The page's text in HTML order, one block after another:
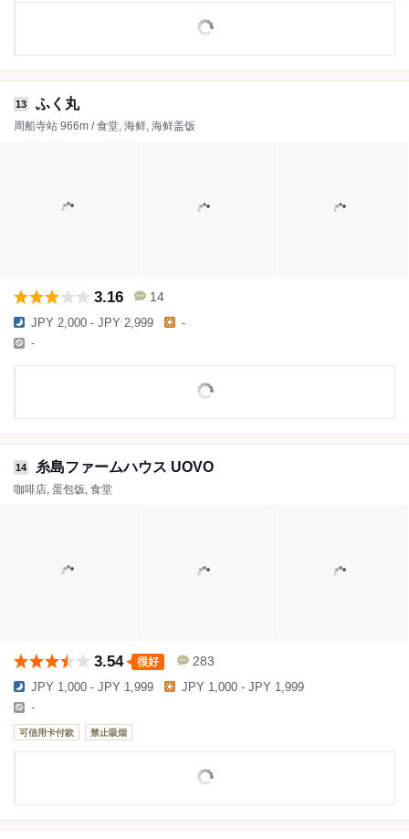
13 ふく丸
周船寺站 966m / 食堂, 海鲜, 海鲜盖饭
3.16 14
JPY 2,000 - JPY 2,999 -
-
14 糸島ファームハウス UOVO
咖啡店, 蛋包饭, 食堂
3.54 很好 283
JPY 1,000 - JPY 1,999 JPY 1,000 - JPY 1,999
-
可信用卡付款 禁止吸烟